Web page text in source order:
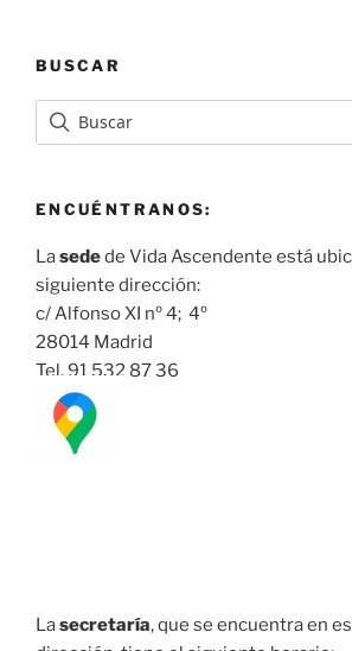
BUSCAR
ENCUÉNTRANOS:
Lasedede Vida Ascendente está
siguiente dirección:
c/ Alfonso XI nº 4; 4º
28014 Madrid
Tel. 91 532 87 36
Lasecretaría, que se encuentra en